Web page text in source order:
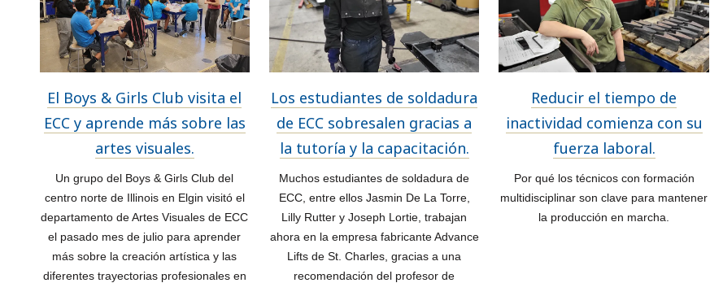
El Boys & Girls Club visita el
ECC y aprende más sobre las
artes visuales.
Un grupo del Boys & Girls Club del
centro norte de Illinois en Elgin visitó el
departamento de Artes Visuales de ECC
el pasado mes de julio para aprender
más sobre la creación artística y las
diferentes trayectorias profesionales en
Los estudiantes de soldadura
de ECC sobresalen gracias a
la tutoría y la capacitación.
Muchos estudiantes de soldadura de
ECC, entre ellos Jasmin De La Torre,
Lilly Rutter y Joseph Lortie, trabajan
ahora en la empresa fabricante Advance
Lifts de St. Charles, gracias a una
recomendación del profesor de
Reducir el tiempo de
inactividad comienza con su
fuerza laboral.
Por qué los técnicos con formación
multidisciplinar son clave para mantener
la producción en marcha.